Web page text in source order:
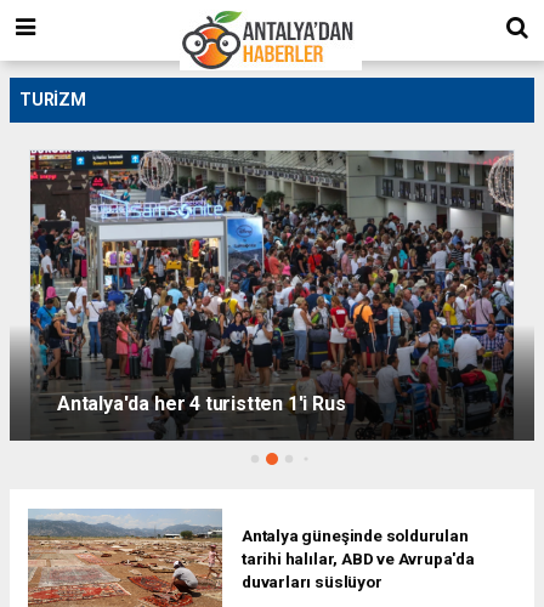
TURIZM
İspanyol yıldız Pedro Porro'nun tatil tercihi
Antalya oldu
Antalya güneşinde soldurulan
tarihi halılar, ABD ve Avrupa'da
duvarları süslüyor